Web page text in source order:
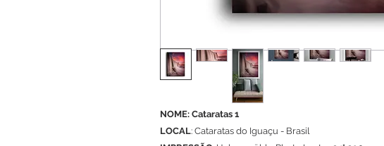
NOME: Cataratas 1
LOCAL: Cataratas do Iguaçu - Brasil